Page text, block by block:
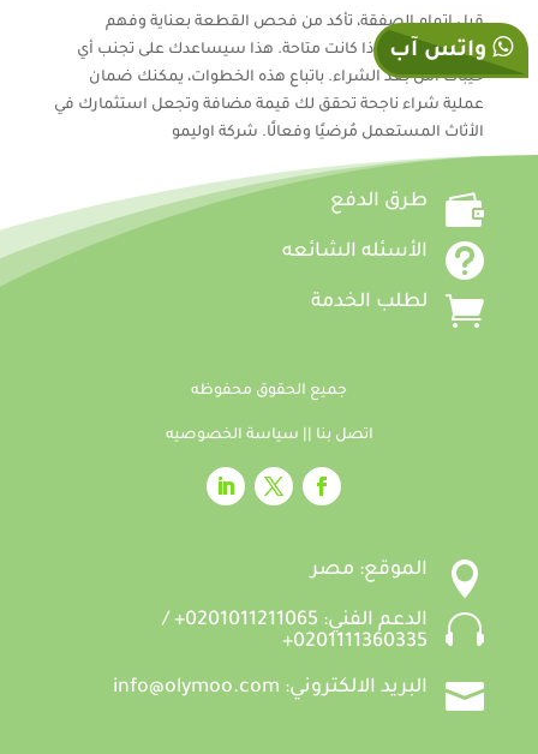
قبل إتمام الصفقة، تأكد من فحص القطعة بعناية وفهم
سياسة الإرجاع إذا كانت متاحة. هذا سيساعدك على تجنب أي
خيبات أمل بعد الشراء. باتباع هذه الخطوات، يمكنك ضمان
عملية شراء ناجحة تحقق لك قيمة مضافة وتجعل استثمارك في
الأثاث المستعمل مُرضيًا وفعالًا. شركة اوليمو
 طرق الدفع
 الأسئله الشائعه
 لطلب الخدمة
جميع الحقوق محفوظه
اتصل بنا سياسة الخصوصيه
 الموقع: مصر

الدعم الفني: 0201011211065+ /
0201111360335+
 البريد الالكتروني: info@olymoo.com
واتس آب